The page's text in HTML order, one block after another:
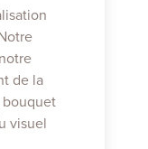
de la
bouquet
visuel